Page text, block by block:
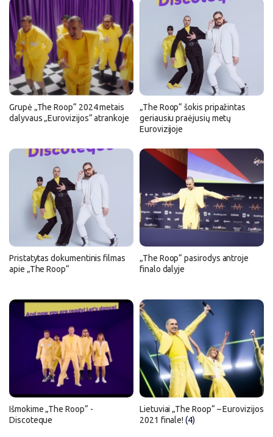
Grupė „The Roop“ 2024 metais
dalyvaus „Eurovizijos“ atrankoje
„The Roop“ šokis pripažintas
geriausiu praėjusių metų
Eurovizijoje
Pristatytas dokumentinis filmas
apie „The Roop“
„The Roop“ pasirodys antroje
finalo dalyje
Išmokime „The Roop“ -
Discoteque
Lietuviai „The Roop“ – Eurovizijos
2021 finale!(4)